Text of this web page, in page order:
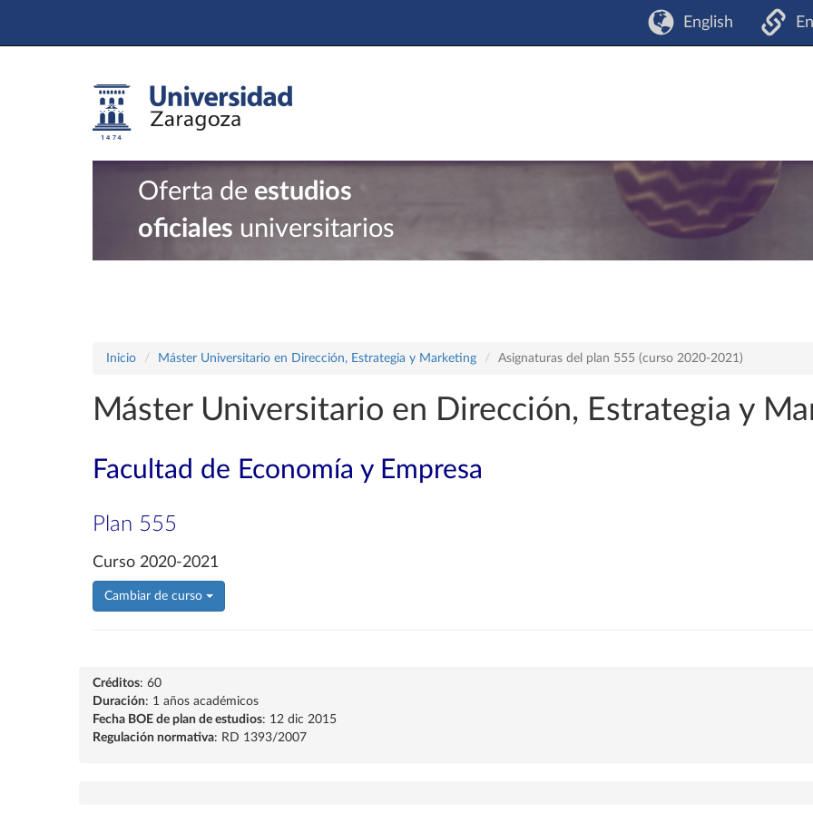
English
Oferta de estudios
oficiales universitarios
Inicio Máster Universitario en Dirección, Estrategia y Marketing Asignaturas del plan 555 (curso 2020-2021)
Máster Universitario en Dirección, Estrategia y
Facultad de Economía y Empresa
Plan 555
Curso 2020-2021
Cambiar de curso
Créditos: 60
Duración: 1 años académicos
Fecha BOE de plan de estudios: 12 dic 2015
Regulación normativa: RD 1393/2007